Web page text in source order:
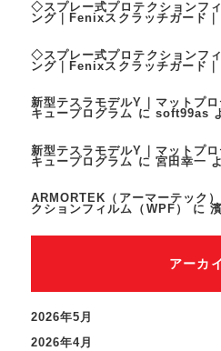
◇スプレー式プロテクションフ
ング｜Fenixスクラッチガード｜
◇スプレー式プロテクションフ
ング｜Fenixスクラッチガード｜
新型テスラモデルY｜マットプ
キュープログラム に soft99as
新型テスラモデルY｜マットプ
キュープログラム に 宮田幸一
ARMORTEK（アーマーテック
クションフィルム（WPF）
に
アーカ
2026年5月
2026年4月